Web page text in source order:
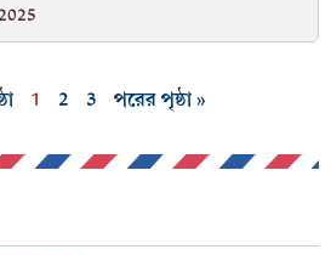
1 2 3 পরের পৃষ্ঠা »